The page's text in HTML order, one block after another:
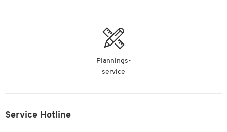
Plannings-
service
Service Hotline